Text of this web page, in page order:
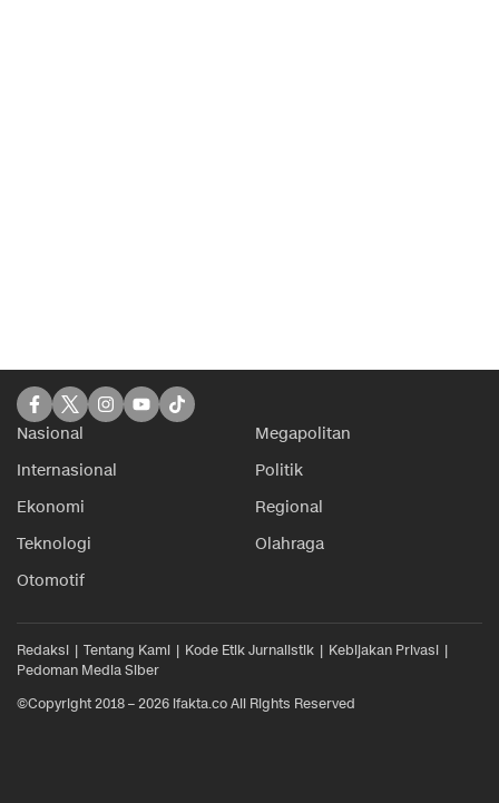
Nasional
Megapolitan
Internasional
Politik
Ekonomi
Regional
Teknologi
Olahraga
Otomotif
Redaksi Tentang Kami Kode Etik Jurnalistik
Kebijakan Privasi
Pedoman Media Siber
©Copyright 2018 – 2026 ifakta.co All Rights Reserved